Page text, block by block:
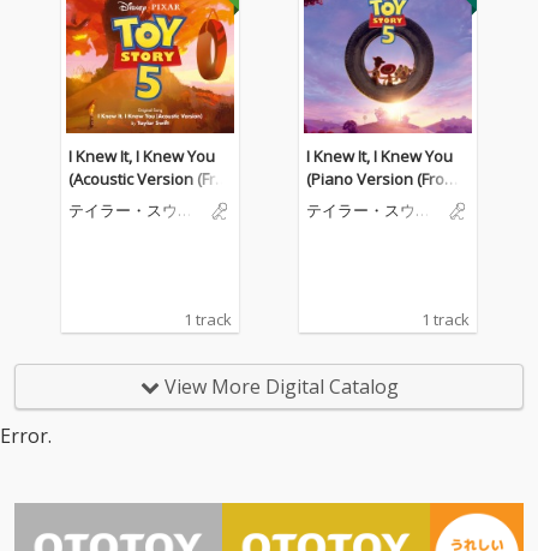
I Knew It, I Knew You
(Acoustic Version (Fro
m "Toy Story 5"))
テイラー・スウィ
1 track
I Knew It, I Knew You
(Piano Version (From
"Toy Story 5"))
テイラー・スウィ
1 track
View More Digital Catalog
Error.